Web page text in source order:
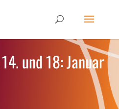
und 18: Januar